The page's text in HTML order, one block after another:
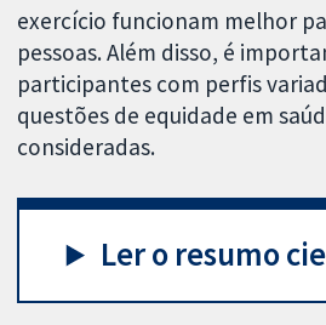
exercício funcionam melhor
pessoas. Além disso, é
participantes com perfis
questões de equidade em
consideradas.
Ler o resumo